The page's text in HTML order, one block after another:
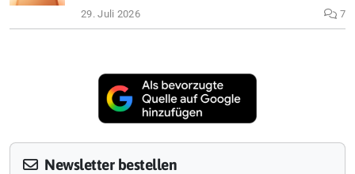
29. Juli 2026 7
Newsletter bestellen